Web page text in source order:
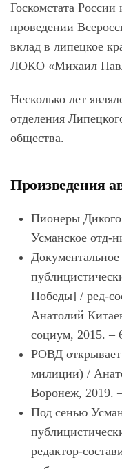
Госкомстата
проведении
вклад в липецкое
ЛОКО «Михаил
Несколько лет
отделения
общества.
Произведения
Пионеры
Усманское отд-
Победы] / ред-
Анатолий
социум, 2015. –
РОВД открывает
милиции) /
Воронеж, 2019.
Под сенью
редактор-